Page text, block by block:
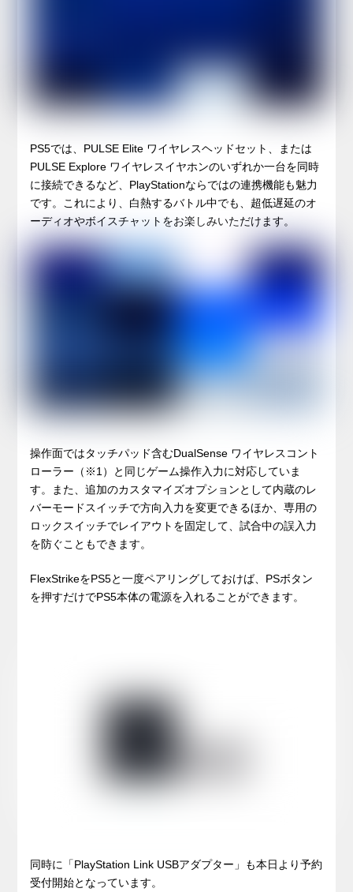
PS5では、PULSE Elite ワイヤレスヘッドセット、または
PULSE Explore ワイヤレスイヤホンのいずれか一台を同時
に接続できるなど、PlayStationならではの連携機能も魅力
です。これにより、白熱するバトル中でも、超低遅延のオ
ーディオやボイスチャットをお楽しみいただけます。
操作面ではタッチパッド含むDualSense ワイヤレスコント
ローラー（※1）と同じゲーム操作入力に対応していま
す。また、追加のカスタマイズオプションとして内蔵のレ
バーモードスイッチで方向入力を変更できるほか、専用の
ロックスイッチでレイアウトを固定して、試合中の誤入力
を防ぐこともできます。
FlexStrikeをPS5と一度ペアリングしておけば、PSボタン
を押すだけでPS5本体の電源を入れることができます。
同時に「PlayStation Link USBアダプター」も本日より予約
受付開始となっています。